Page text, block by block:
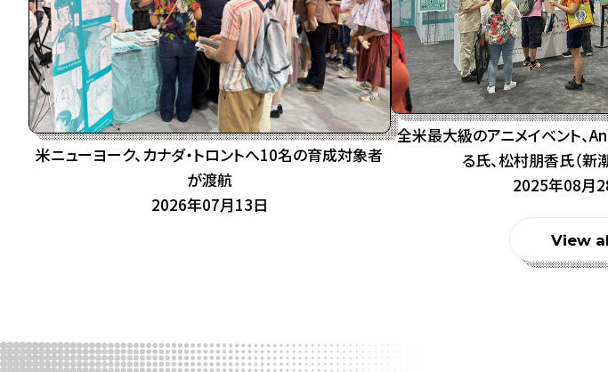
米ニューヨーク、カナダ・トロントへ10名の育成対象者
が渡航
2026年07月13日
全米最大級のアニメイベント、
る氏、松村朋香氏（新
2025年08月
View